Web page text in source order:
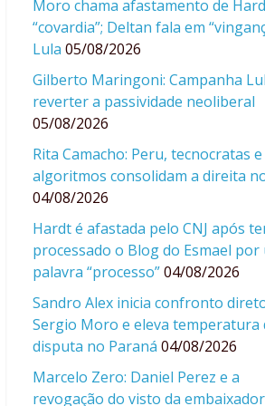
Moro chama afastamento de
“covardia”; Deltan fala em
Lula 05/08/2026
Gilberto Maringoni: Campanha
reverter a passividade neoliberal
05/08/2026
Rita Camacho: Peru, tecnocratas e
algoritmos consolidam a direita
04/08/2026
Hardt é afastada pelo CNJ após
processado o Blog do Esmael por
palavra “processo”04/08/2026
Sandro Alex inicia confronto
Sergio Moro e eleva temperatura
disputa no Paraná 04/08/2026
Marcelo Zero: Daniel Perez e a
revogação do visto da